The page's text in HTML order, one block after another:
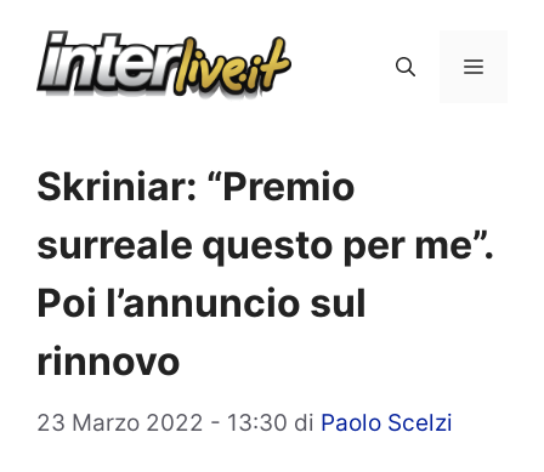
Menu
Skriniar: “Premio
surreale questo per me”.
Poi l’annuncio sul
rinnovo
23 Marzo 2022 - 13:30 di Paolo Scelzi